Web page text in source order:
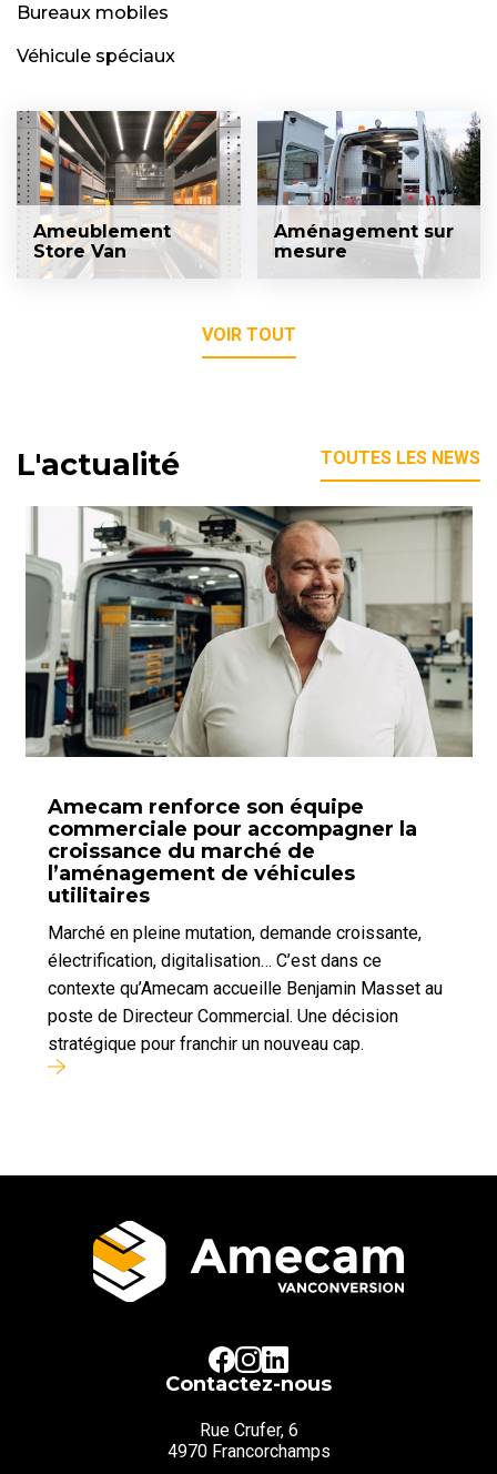
Bureaux mobiles
Véhicule spéciaux
Ameublement
Store Van
Aménagement sur
mesure
VOIR TOUT
L'actualité TOUTES LES NEWS
Amecam renforce son équipe
commerciale pour accompagner la
croissance du marché de
l’aménagement de véhicules
utilitaires
Marché en pleine mutation, demande croissante,
électrification, digitalisation… C’est dans ce
contexte qu’Amecam accueille Benjamin Masset au
poste de Directeur Commercial. Une décision
stratégique pour franchir un nouveau cap.
Contactez-nous
Rue Crufer, 6
4970 Francorchamps